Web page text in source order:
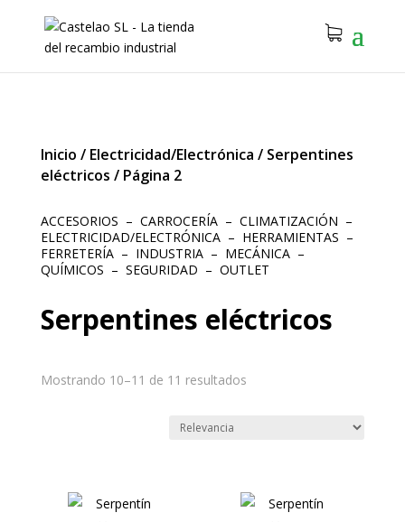
Inicio / Electricidad/Electrónica / Serpentines
eléctricos / Página 2
ACCESORIOS – CARROCERÍA– CLIMATIZACIÓN –
ELECTRICIDAD/ELECTRÓNICA– HERRAMIENTAS –
FERRETERÍA– INDUSTRIA – MECÁNICA–
QUÍMICOS – SEGURIDAD – OUTLET
Serpentines eléctricos
Mostrando 10–11 de 11 resultados